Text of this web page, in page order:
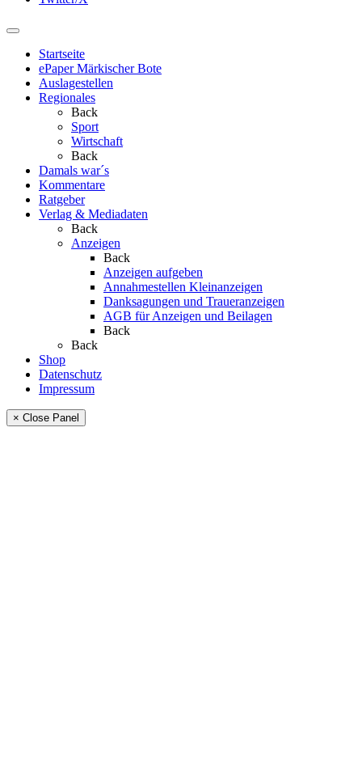
Startseite
ePaper Märkischer Bote
Auslagestellen
Regionales
Back
Sport
Wirtschaft
Back
Damals war´s
Kommentare
Ratgeber
Verlag & Mediadaten
Back
Anzeigen
Back
Anzeigen aufgeben
Annahmestellen Kleinanzeigen
Danksagungen und Traueranzeigen
AGB für Anzeigen und Beilagen
Back
Back
Shop
Datenschutz
Impressum
× Close Panel